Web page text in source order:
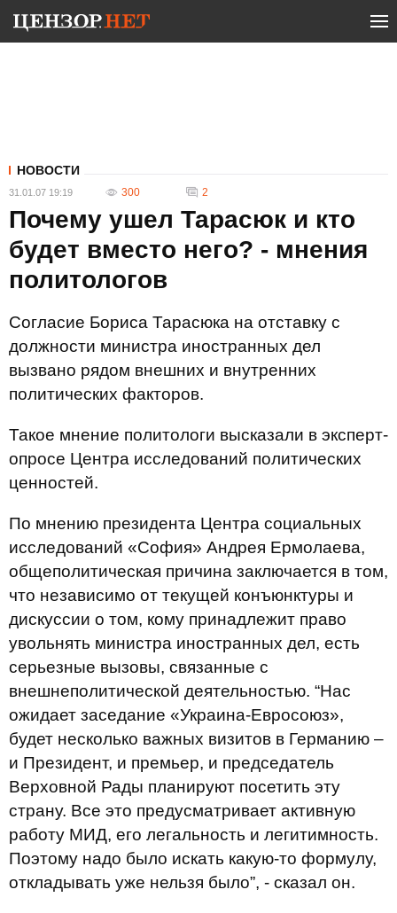
НОВОСТИ
31.01.07 19:19 300 2
Почему ушел Тарасюк и кто
будет вместо него? - мнения
политологов
Согласие Бориса Тарасюка на отставку с
должности министра иностранных дел
вызвано рядом внешних и внутренних
политических факторов.
Такое мнение политологи высказали в эксперт-
опросе Центра исследований политических
ценностей.
По мнению президента Центра социальных
исследований «София» Андрея Ермолаева,
общеполитическая причина заключается в том,
что независимо от текущей конъюнктуры и
дискуссии о том, кому принадлежит право
увольнять министра иностранных дел, есть
серьезные вызовы, связанные с
внешнеполитической деятельностью. “Нас
ожидает заседание «Украина-Евросоюз»,
будет несколько важных визитов в Германию –
и Президент, и премьер, и председатель
Верховной Рады планируют посетить эту
страну. Все это предусматривает активную
работу МИД, его легальность и легитимность.
Поэтому надо было искать какую-то формулу,
откладывать уже нельзя было”, - сказал он.